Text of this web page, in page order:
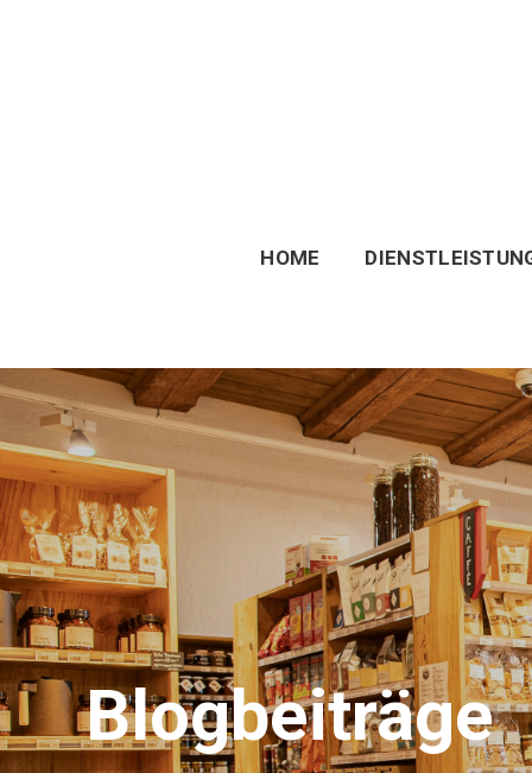
HOME
Blogbeiträge